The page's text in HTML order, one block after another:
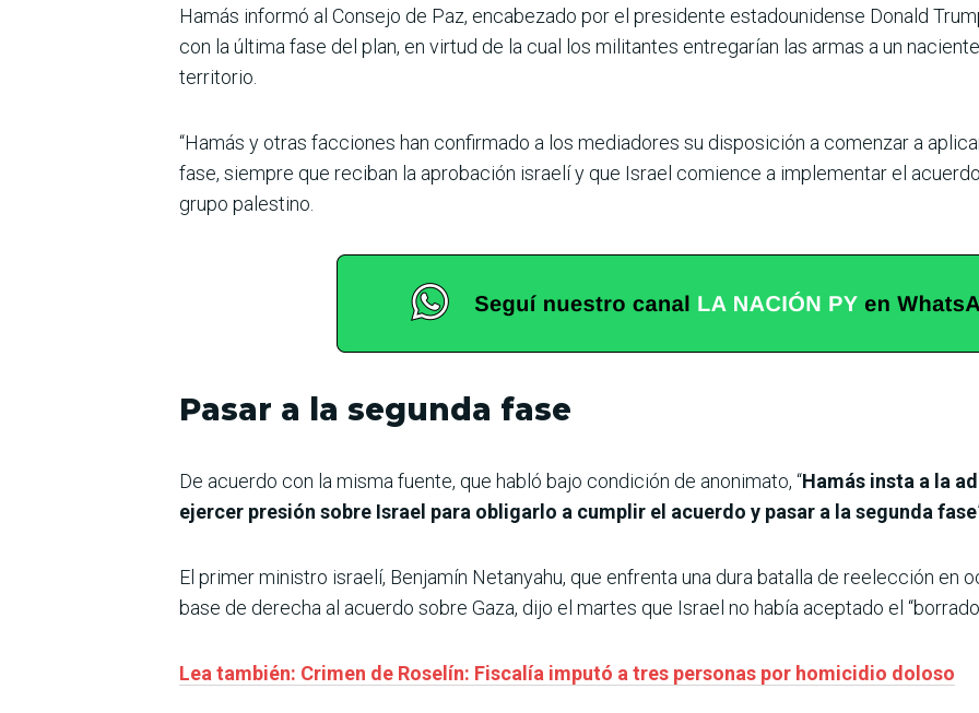
Hamás informó al Consejo de Paz, encabezado por el presidente estadounidense Donald
con la última fase del plan, en virtud de la cual los militantes entregarían las armas a un
territorio.
“Hamás y otras facciones han confirmado a los mediadores su disposición a comenzar a
fase, siempre que reciban la aprobación israelí y que Israel comience a implementar el
grupo palestino.
Pasar a la segunda fase
De acuerdo con la misma fuente, que habló bajo condición de anonimato, “Hamás insta a la
ejercer presión sobre Israel para obligarlo a cumplir el acuerdo y pasar a la segunda fase
El primer ministro israelí, Benjamín Netanyahu, que enfrenta una dura batalla de reelección en
base de derecha al acuerdo sobre Gaza, dijo el martes que Israel no había aceptado el
Lea también: Crimen de Roselín: Fiscalía imputó a tres personas por homicidio doloso